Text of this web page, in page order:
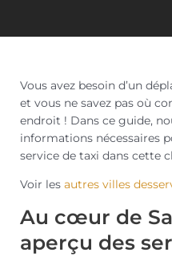
Vous avez besoin d’un
et vous ne savez pas où
endroit ! Dans ce guide,
informations nécessaires
service de taxi dans cette
Voir les autres villes
Au cœur de
aperçu des